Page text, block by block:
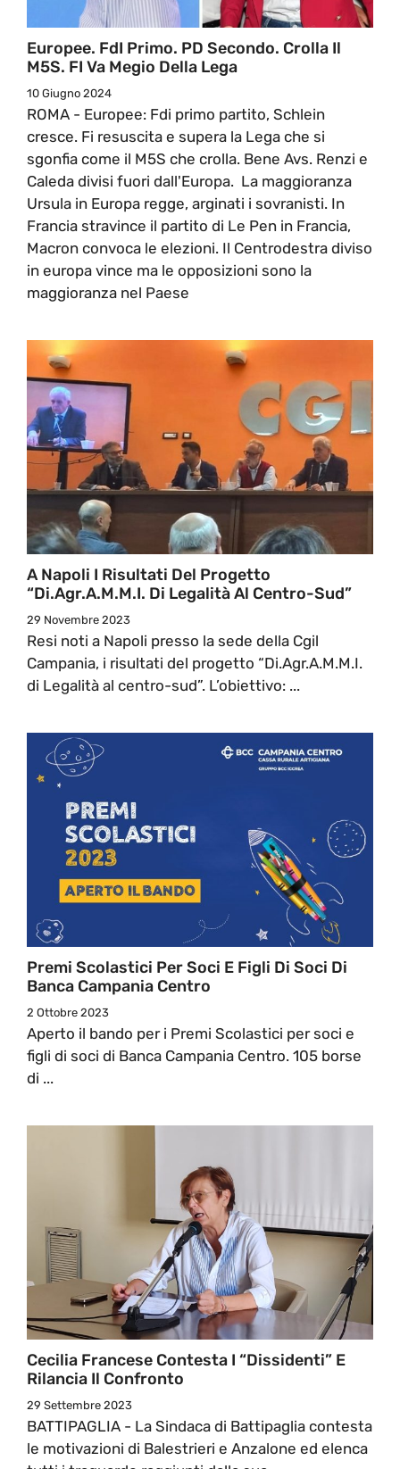
Europee. FdI Primo. PD Secondo. Crolla Il
M5S. FI Va Megio Della Lega
10 Giugno 2024
ROMA - Europee: Fdi primo partito, Schlein
cresce. Fi resuscita e supera la Lega che si
sgonfia come il M5S che crolla. Bene Avs. Renzi e
Caleda divisi fuori dall'Europa. La maggioranza
Ursula in Europa regge, arginati i sovranisti. In
Francia stravince il partito di Le Pen in Francia,
Macron convoca le elezioni. Il Centrodestra diviso
in europa vince ma le opposizioni sono la
maggioranza nel Paese
A Napoli I Risultati Del Progetto
“Di.Agr.A.M.M.I. Di Legalità Al Centro-Sud”
29 Novembre 2023
Resi noti a Napoli presso la sede della Cgil
Campania, i risultati del progetto “Di.Agr.A.M.M.I.
di Legalità al centro-sud”. L’obiettivo: ...
Premi Scolastici Per Soci E Figli Di Soci Di
Banca Campania Centro
2 Ottobre 2023
Aperto il bando per i Premi Scolastici per soci e
figli di soci di Banca Campania Centro. 105 borse
di ...
Cecilia Francese Contesta I “Dissidenti” E
Rilancia Il Confronto
29 Settembre 2023
BATTIPAGLIA - La Sindaca di Battipaglia contesta
le motivazioni di Balestrieri e Anzalone ed elenca